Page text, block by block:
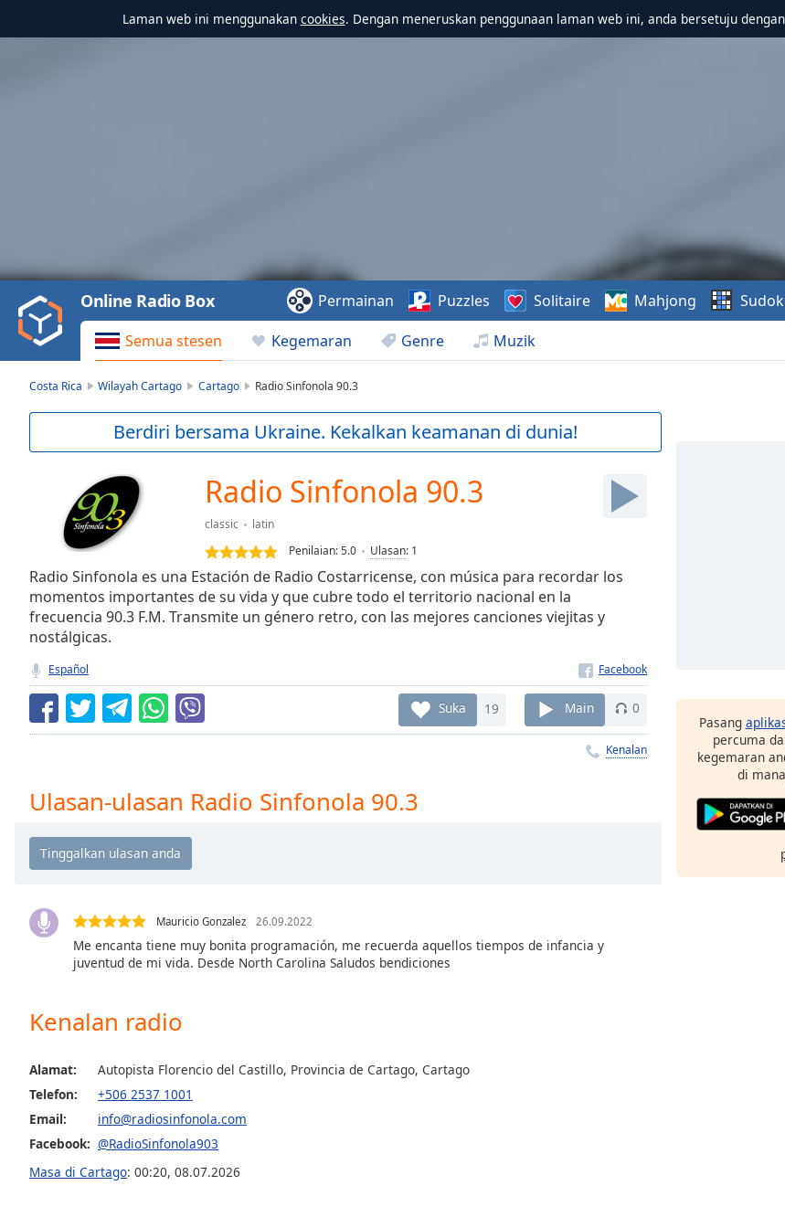
Laman web ini menggunakan cookies. Dengan meneruskan penggunaan laman web ini, anda bersetuju
Play
Video
Play
Backward
Skip
Current
TypeLIVE
Seek to
live,
currently
behind
Remaining
Time-
Chapters
descriptions
selected
opens
subtitles
settings
dialog
off,
Semua stesen Kegemaran Genre Muzik
Online Radio Box Permainan Puzzles Solitaire Mahjong
Costa Rica Wilayah Cartago Cartago Radio Sinfonola 90.3
Berdiri bersama Ukraine. Kekalkan keamanan di dunia!
Radio Sinfonola 90.3
classic
latin
Penilaian:5.0 Ulasan: 1
Radio Sinfonola es una Estación de Radio Costarricense, con música para recordar los
momentos importantes de su vida y que cubre todo el territorio nacional en la
frecuencia 90.3 F.M. Transmite un género retro, con las mejores canciones viejitas y
nostálgicas.
Español
Suka 19 Main 0
Kenalan
Ulasan-ulasan Radio Sinfonola 90.3
Mauricio Gonzalez 26.09.2022
Me encanta tiene muy bonita programación, me recuerda aquellos tiempos de infancia y
juventud de mi vida. Desde North Carolina Saludos bendiciones
Kenalan radio
Alamat:
Autopista Florencio del Castillo, Provincia de Cartago, Cartago
Telefon:
+506 2537 1001
Email:
info@radiosinfonola.com
Facebook: @RadioSinfonola903
Masa di Cartago: 00:20, 08.07.2026
Pasang
percuma
kegemaran
di